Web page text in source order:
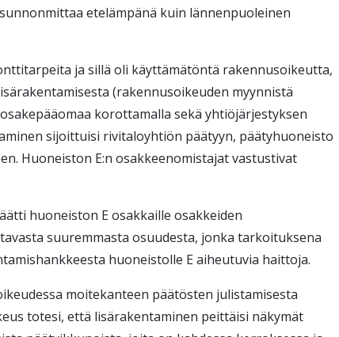
etelämpänä kuin lännenpuoleinen
ja sillä oli käyttämätöntä rakennusoikeutta,
(rakennusoikeuden myynnistä
korottamalla sekä yhtiöjärjestyksen
sijoittuisi rivitaloyhtiön päätyyn, päätyhuoneisto
Huoneiston E:n osakkeenomistajat vastustivat
huoneiston E osakkaille osakkeiden
suuremmasta osuudesta, jonka tarkoituksena
huoneistolle E aiheutuvia haittoja.
moitekanteen päätösten julistamisesta
totesi, että lisärakentaminen peittäisi näkymät